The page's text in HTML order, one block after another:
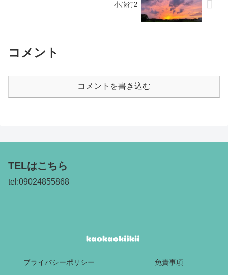
小旅行2
コメント
コメントを書き込む
TELはこちら
tel:09024855868
プライバシーポリシー 免責事項